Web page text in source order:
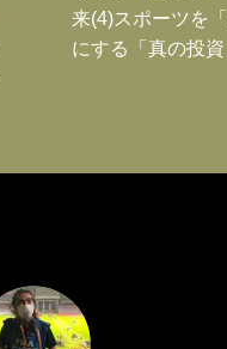
来(4)スポーツを
にする「真の投